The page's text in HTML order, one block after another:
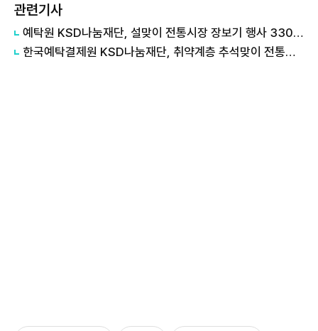
관련기사
예탁원 KSD나눔재단, 설맞이 전통시장 장보기 행사 3300만원 후원
한국예탁결제원 KSD나눔재단, 취약계층 추석맞이 전통시장 장보기 행사 후원